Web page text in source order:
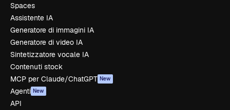
Spaces
Assistente IA
Generatore di immagini IA
Generatore di video IA
Sintetizzatore vocale IA
Contenuti stock
MCP per Claude/ChatGPT New
Agenti New
API